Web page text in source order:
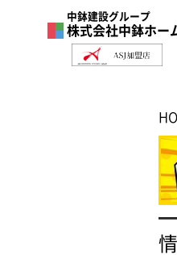
中鉢建設グループ
株式会社中鉢ホー